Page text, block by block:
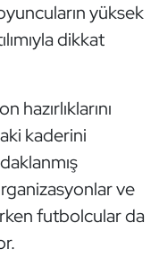
yüksek
dikkat
hazırlıklarını
kaderini
ve
futbolcular da